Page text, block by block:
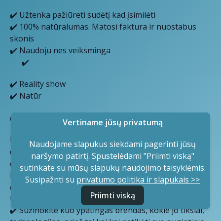
✔️ Užtenka pažiūreti sudėtį kad įsimilėti
✔️ 100% natūralumas. Matosi faktura ir nuostabus
skonis
✔️ Naudoju nes veiksminga
✔️
✔️ Reality show
✔️ Natūr
✔️ Sudarome sutartį
Kaip atskirti
✔️ Daug kas ne apie rupestį augintiniams
✔️ Jokiu budu kokibiškas produktas negali būti pigus,
ir dar pagal akcijas
✔️ Ar yra savo technologijos, formulės, savo
technologai
✔️ Sužinokite kuo ypatingas brendas, kokie jo tikslai,
Vertiname jūsų privatumą
Naudojame slapukus siekdami pagerinti jūsų
naršymo patirtį. Spustelėdami "Priimti viską"
sutinkate su mūsų slapukų naudojimo taisyklėmis.
Susipažnti su privatumo politika ir slapukais >>
Priimti viską